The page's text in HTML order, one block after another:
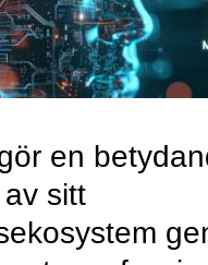
en
sitt